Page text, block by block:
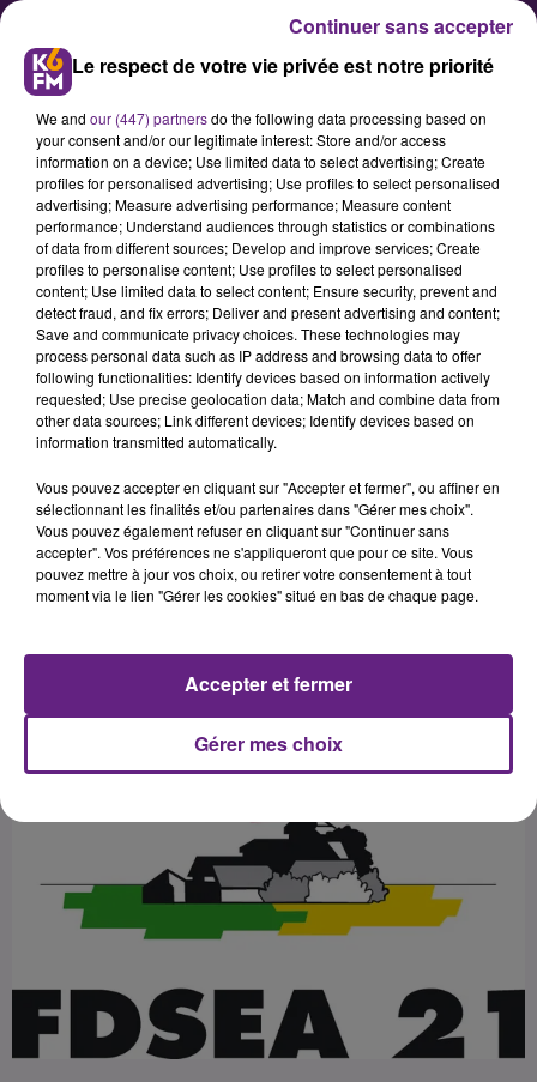
Selon la FDSEA 21 : « MACRON
TRAHIT LES ELEVEURS ET BERNE
LES CONSOMMATEURS »
Les éleveurs ont manifesté ces
derniers jours aux quatre coins de
la France leur mécontentement en
avons reçu ce vendredi un
communiqué de la Fédération des
Syndicats d’Exploitants Agricoles de
Côte d’Or qui fustige la position
Publié : 9 février 2018 à 13h45 par Fabrice Aubry
Le respect de votre vie privée est notre priorité
We and our (447) partnersdo the following data processing based on
your consent and/or our legitimate interest: Store and/or access
information on a device; Use limited data to select advertising; Create
profiles for personalised advertising; Use profiles to select personalised
advertising; Measure advertising performance; Measure content
performance; Understand audiences through statistics or combinations
of data from different sources; Develop and improve services; Create
profiles to personalise content; Use profiles to select personalised
content; Use limited data to select content; Ensure security, prevent and
detect fraud, and fix errors; Deliver and present advertising and content;
Save and communicate privacy choices. These technologies may
process personal data such as IP address and browsing data to offer
following functionalities: Identify devices based on information actively
requested; Use precise geolocation data; Match and combine data from
other data sources; Link different devices; Identify devices based on
information transmitted automatically.
Vous pouvez accepter en cliquant sur "Accepter et fermer", ou affiner en
sélectionnant les finalités et/ou partenaires dans "Gérer mes choix".
Vous pouvez également refuser en cliquant sur "Continuer sans
accepter". Vos préférences ne s'appliqueront que pour ce site. Vous
pouvez mettre à jour vos choix, ou retirer votre consentement à tout
moment via le lien "Gérer les cookies" situé en bas de chaque page.
Gérer mes choix
Accepter et fermer
Continuer sans accepter